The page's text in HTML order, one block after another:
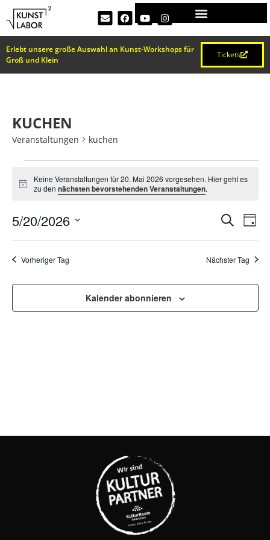
Erlebt unsere große Auswahl an Kunst-Workshops für
Groß und Klein
Tickets
KUCHEN
Veranstaltungen kuchen
Hinweis
Keine Veranstaltungen für 20. Mai 2026 vorgesehen. Hier geht es
zu den nächsten bevorstehenden Veranstaltungen.
UND
SucheTag
5/20/2026
wählen.
Vorheriger Tag Nächster Tag
Kalender abonnieren